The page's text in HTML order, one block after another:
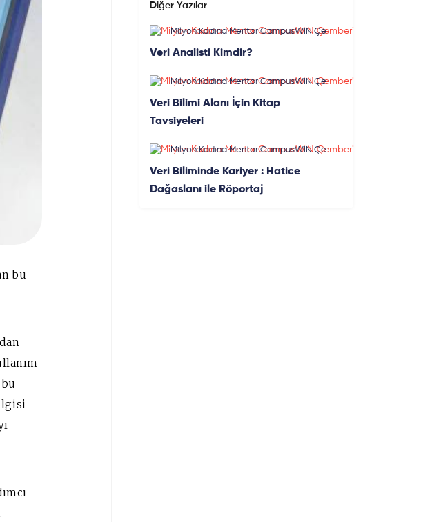
bu
Diğer Yazılar
Milyon Kadına Mentor CampusWIN Çe
Veri Analisti Kimdir?
Milyon Kadına Mentor CampusWIN Çe
Veri Bilimi Alanı İçin Kitap
Tavsiyeleri
Milyon Kadına Mentor CampusWIN Çe
Veri Biliminde Kariyer : Hatice
Dağaslanı ile Röportaj